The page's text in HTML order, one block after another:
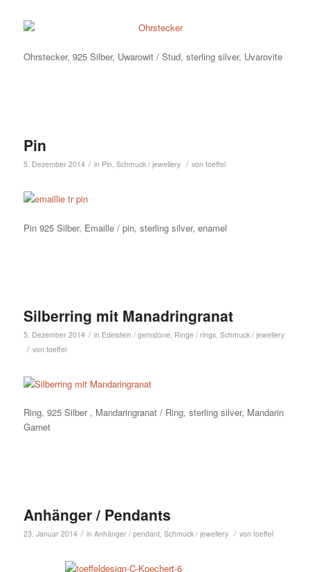
Ohrstecker, 925 Silber, Uwarowit / Stud, sterling silver, Uvarovite
Pin
5. Dezember 2014 / in Pin Schmuck / jewellery / von toeffel
Pin 925 Silber, Emaille / pin, sterling silver, enamel
Silberring mit Manadringranat
5. Dezember 2014 / in Edelstein / gemstone, Ringe / rings, Schmuck / jewellery
/ von toeffel
Ring, 925 Silber , Mandaringranat / Ring, sterling silver, Mandarin
Garnet
Anhänger / Pendants
23. Januar 2014 / in Anhänger / pendant, Schmuck / jewellery / von toeffel